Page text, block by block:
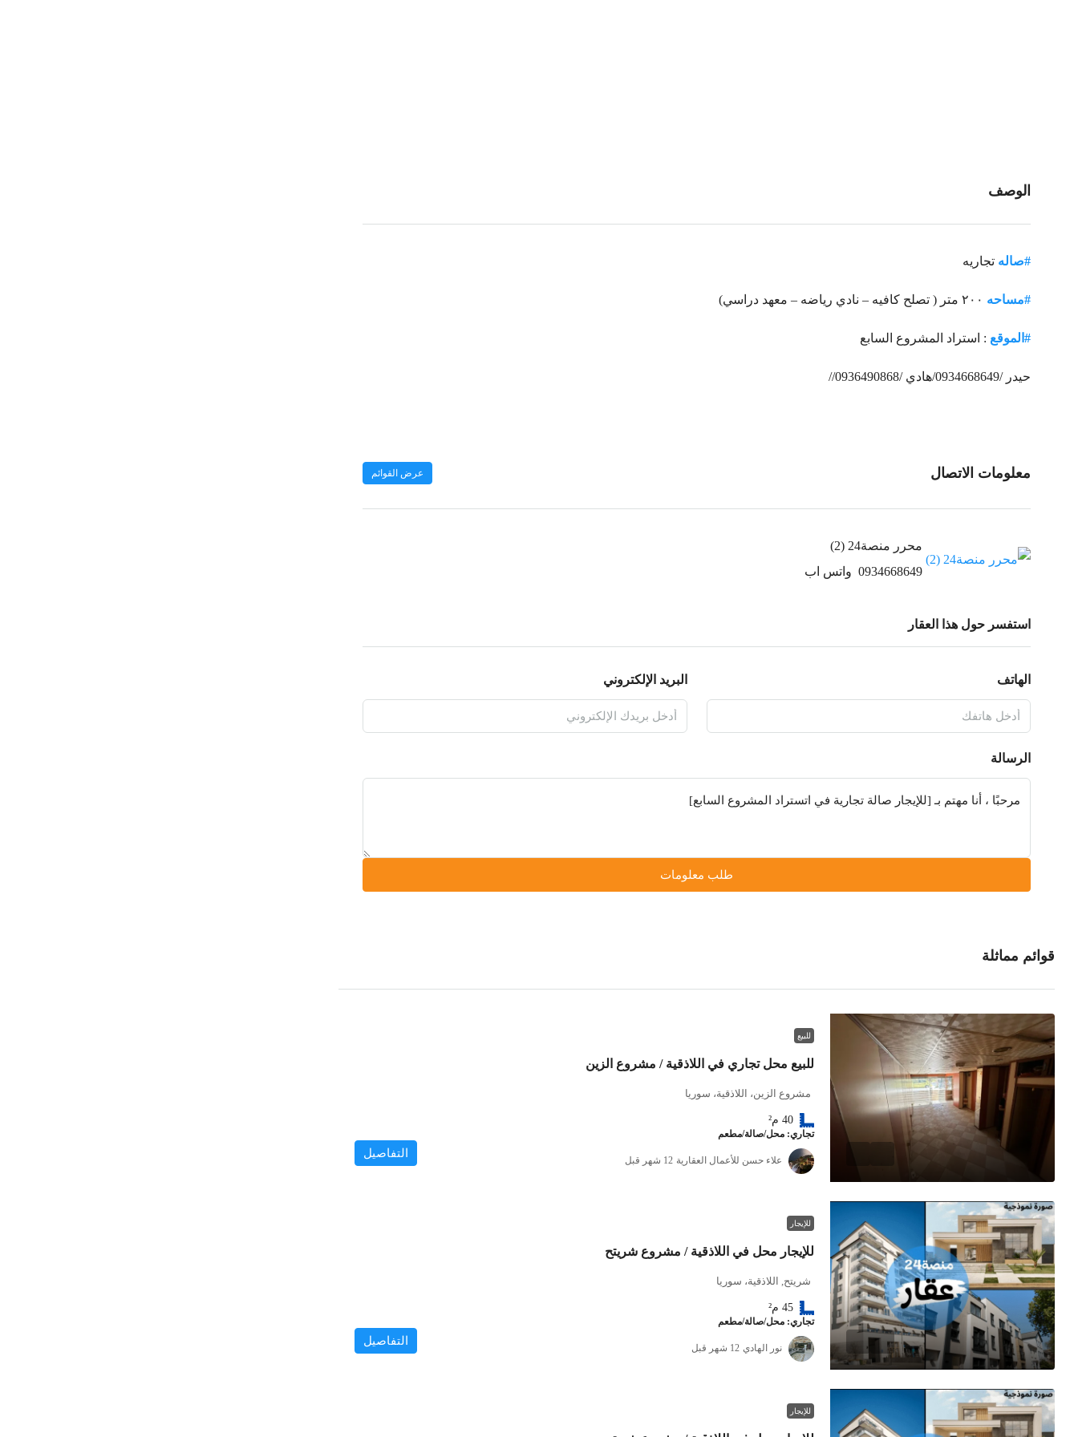
الوصف
#صاله تجاريه
#مساحه
# الموقع : استراد المشروع السابع
حيدر /0934668649/هادي /0936490868//
معلومات الاتصال عرض القوائم
محرر منصة24 (2)
0934668649 واتس اب
استفسر حول هذا العقار
الهاتف البريد الإلكتروني
الرسالة
طلب معلومات
قوائم مماثلة
للبيع
للبيع محل تجاري في اللاذقية / مشروع الزين
مشروع الزين، اللاذقية، سوريا
40 م²
تجاري: محل/صالة/مطعم
التفاصيل
علاء حسن للأعمال العقارية
للإيجار
للإيجار محل في اللاذقية / مشروع شريتح
شريتح, اللاذقية، سوريا
45 م²
تجاري: محل/صالة/مطعم
التفاصيل
نور الهادي
للإيجار